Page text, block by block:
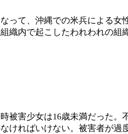
て、沖縄での米兵による女
内で起こしたわれわれの組
害少女は16歳未満だった。
ければいけない。被害者が